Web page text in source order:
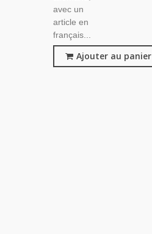
avec un
article en
français...
Ajouter au panier